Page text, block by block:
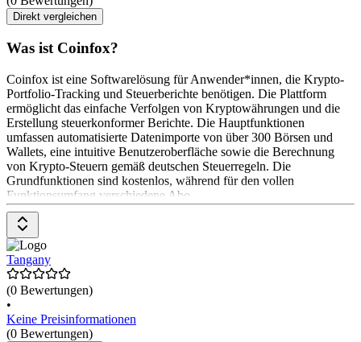
Direkt vergleichen
Was ist Coinfox?
Coinfox ist eine Softwarelösung für Anwender*innen, die Krypto-
Portfolio-Tracking und Steuerberichte benötigen. Die Plattform
ermöglicht das einfache Verfolgen von Kryptowährungen und die
Erstellung steuerkonformer Berichte. Die Hauptfunktionen
umfassen automatisierte Datenimporte von über 300 Börsen und
Wallets, eine intuitive Benutzeroberfläche sowie die Berechnung
von Krypto-Steuern gemäß deutschen Steuerregeln. Die
Grundfunktionen sind kostenlos, während für den vollen
Funktionsumfang verschiedene Abo
Tangany
(0 Bewertungen)
•
Keine Preisinformationen
(0 Bewertungen)